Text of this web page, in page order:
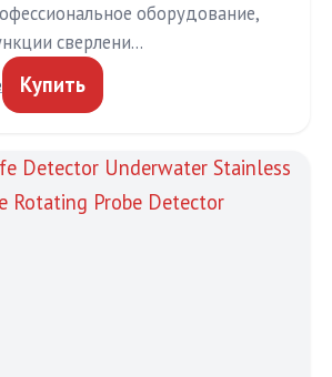
оборудование,
сверлени…
Купить